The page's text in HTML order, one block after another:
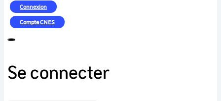
Connexion
CompteCNES
Se connecter